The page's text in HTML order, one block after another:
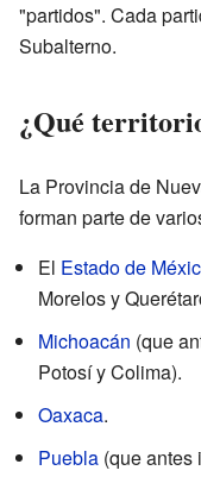
"partidos". Cada
Subalterno.
¿Qué
La Provincia de
forman parte de
El Estado de
Morelos y
Michoacán (que
Potosí y Colima).
Oaxaca.
Puebla (que antes